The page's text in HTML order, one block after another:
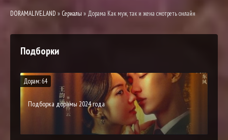
DORAMALIVE.LAND » Сериалы » Дорама Как муж, так и жена смотреть онлайн
Подборки
Дорам: 64
Подборка дорамы 2024 года